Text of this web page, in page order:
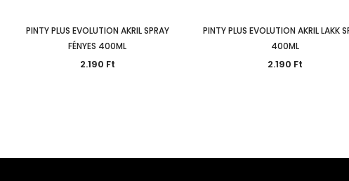
PINTY PLUS EVOLUTION AKRIL SPRAY
FÉNYES 400ML
2.190 Ft
PINTY PLUS EVOLUTION AKRIL LAKK
400ML
2.190 Ft